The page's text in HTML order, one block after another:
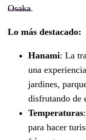
Osaka.
Lo más destacado:
Hanami: La
una
jardines,
disfrutando de
Temperaturas
para hacer